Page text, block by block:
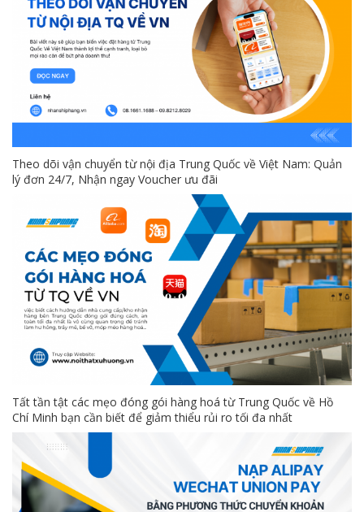
Theo dõi vận chuyển từ nội địa Trung Quốc về Việt Nam: Quản
lý đơn 24/7, Nhận ngay Voucher ưu đãi
Tất tần tật các mẹo đóng gói hàng hoá từ Trung Quốc về Hồ
Chí Minh bạn cần biết để giảm thiểu rủi ro tối đa nhất